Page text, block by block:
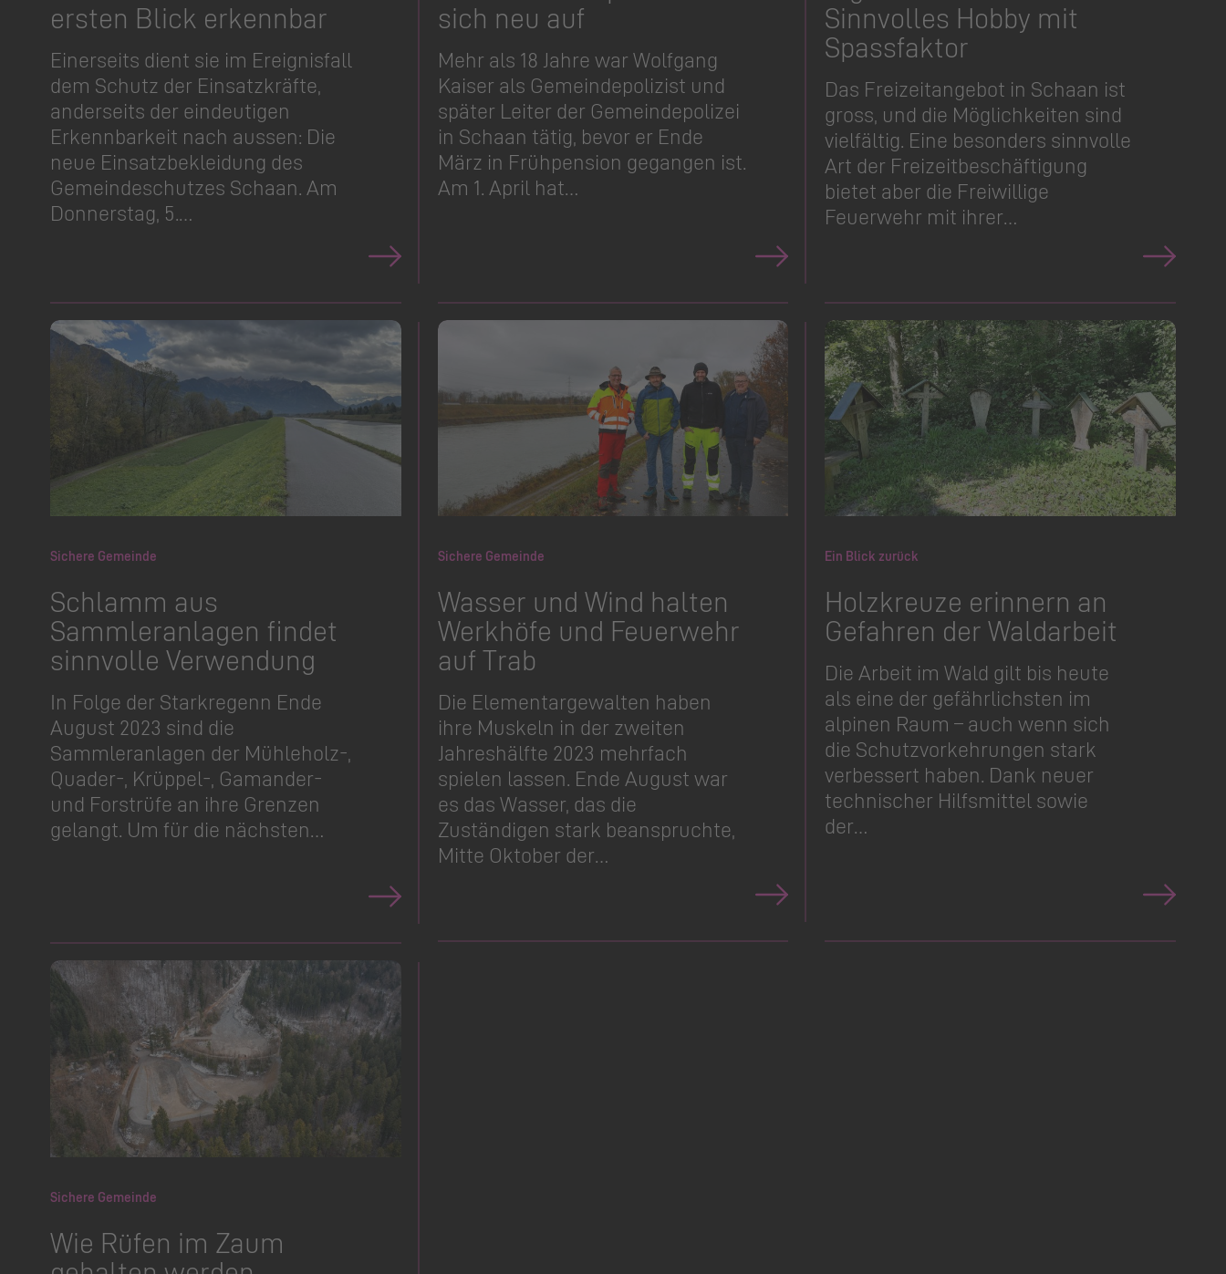
ersten Blick erkennbar
Einerseits dient sie im Ereignisfall
dem Schutz der Einsatzkräfte,
anderseits der eindeutigen
Erkennbarkeit nach aussen: Die
neue Einsatzbe­kleidung des
Gemeinde­schutzes Schaan. Am
Donnerstag, 5.…
sich neu auf
Mehr als 18 Jahre war Wolfgang
Kaiser als Gemeinde­polizist und
später Leiter der Gemeindepolizei
in Schaan tätig, bevor er Ende
März in Frühpension gegangen ist.
Am 1. April hat…
Sinnvolles Hobby mit
Spassfaktor
Das Freizeitangebot in Schaan ist
gross, und die Möglichkeiten sind
vielfältig. Eine besonders sinnvolle
Art der Freizeit­be­schäftigung
bietet aber die Freiwillige
Feuerwehr mit ihrer…
Sichere Gemeinde
Schlamm aus
Sammleranlagen findet
sinnvolle Verwendung
In Folge der Starkregenn Ende
August 2023 sind die
Sammleranlagen der Mühleholz-,
Quader-, Krüppel-, Gamander-
und Forstrüfe an ihre Grenzen
gelangt. Um für die nächsten…
Sichere Gemeinde
Wasser und Wind halten
Werkhöfe und Feuerwehr
auf Trab
Die Elementar­gewalten haben
ihre Muskeln in der zweiten
Jahreshälfte 2023 mehrfach
spielen lassen. Ende August war
es das Wasser, das die
Zuständigen stark beanspruchte,
Mitte Oktober der…
Ein Blick zurück
Holzkreuze erinnern an
Gefahren der Waldarbeit
Die Arbeit im Wald gilt bis heute
als eine der gefährlichsten im
alpinen Raum – auch wenn sich
die Schutzvor­kehrungen stark
verbessert haben. Dank neuer
technischer Hilfsmittel sowie
der…
Sichere Gemeinde
Wie Rüfen im Zaum